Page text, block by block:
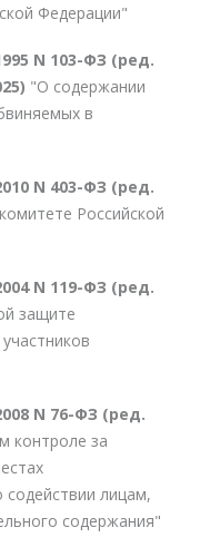
Федерации"
N 103-ФЗ (ред.
"О содержании
в
N 403-ФЗ (ред.
Российской
N 119-ФЗ (ред.
защите
N 76-ФЗ (ред.
контроле за
содействии лицам,
содержания"